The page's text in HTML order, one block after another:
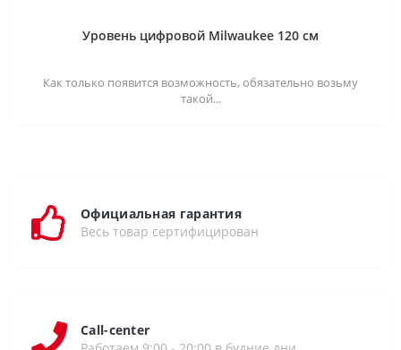
Уровень цифровой Milwaukee 120 см
Как только появится возможность, обязательно возьму
такой...
Официальная гарантия
Весь товар сертифицирован
Call-center